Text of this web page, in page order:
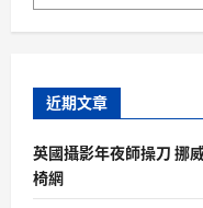
近期文章
英國攝影年夜師操刀 挪
椅網